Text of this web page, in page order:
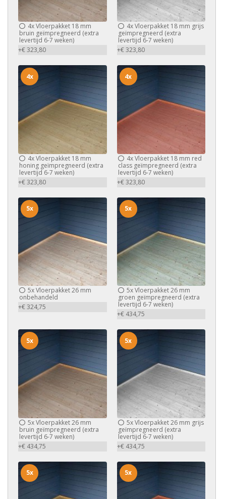
4xVloerpakket 18 mm
bruin geïmpregneerd (extra
levertijd 6-7 weken)
+€ 323,80
4xVloerpakket 18 mm grijs
geïmpregneerd (extra
levertijd 6-7 weken)
+€ 323,80
4xVloerpakket 18 mm
honing geïmpregneerd (extra
levertijd 6-7 weken)
+€ 323,80
4x
4xVloerpakket 18 mm red
class geïmpregneerd (extra
levertijd 6-7 weken)
+€ 323,80
4x
5xVloerpakket 26 mm
onbehandeld
+€ 324,75
5x
5xVloerpakket 26 mm
groen geïmpregneerd (extra
levertijd 6-7 weken)
+€ 434,75
5x
5xVloerpakket 26 mm
bruin geïmpregneerd (extra
levertijd 6-7 weken)
+€ 434,75
5x
5xVloerpakket 26 mm grijs
geïmpregneerd (extra
levertijd 6-7 weken)
+€ 434,75
5x
5x 5x